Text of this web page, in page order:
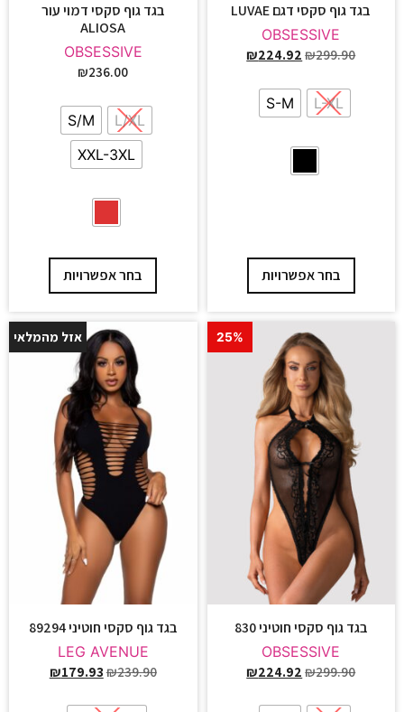
בגד גוף סקסי דגם LUVAE
OBSESSIVE
₪299.90
₪224.92
L-XL
S-M
בחר אפשרויות
בגד גוף סקסי דמוי עור
ALIOSA
OBSESSIVE
₪236.00
L/XL
S/M
XXL-3XL
בחר אפשרויות
25%
בגד גוף סקסי חוטיני 830
OBSESSIVE
₪299.90
₪224.92
25%
בגד גוף סקסי חוטיני 89294
LEG AVENUE
₪239.90
₪179.93
אזל מהמלאי